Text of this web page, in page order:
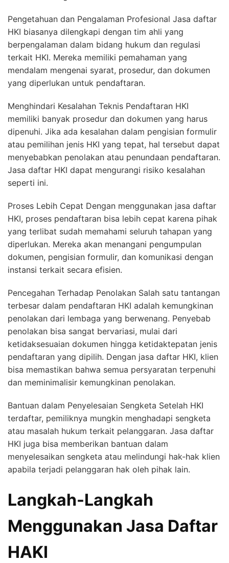
Pengetahuan dan Pengalaman Profesional Jasa daftar
HKI biasanya dilengkapi dengan tim ahli yang
berpengalaman dalam bidang hukum dan regulasi
terkait HKI. Mereka memiliki pemahaman yang
mendalam mengenai syarat, prosedur, dan dokumen
yang diperlukan untuk pendaftaran.
Menghindari Kesalahan Teknis Pendaftaran HKI
memiliki banyak prosedur dan dokumen yang harus
dipenuhi. Jika ada kesalahan dalam pengisian formulir
atau pemilihan jenis HKI yang tepat, hal tersebut dapat
menyebabkan penolakan atau penundaan pendaftaran.
Jasa daftar HKI dapat mengurangi risiko kesalahan
seperti ini.
Proses Lebih Cepat Dengan menggunakan jasa daftar
HKI, proses pendaftaran bisa lebih cepat karena pihak
yang terlibat sudah memahami seluruh tahapan yang
diperlukan. Mereka akan menangani pengumpulan
dokumen, pengisian formulir, dan komunikasi dengan
instansi terkait secara efisien.
Pencegahan Terhadap Penolakan Salah satu tantangan
terbesar dalam pendaftaran HKI adalah kemungkinan
penolakan dari lembaga yang berwenang. Penyebab
penolakan bisa sangat bervariasi, mulai dari
ketidaksesuaian dokumen hingga ketidaktepatan jenis
pendaftaran yang dipilih. Dengan jasa daftar HKI, klien
bisa memastikan bahwa semua persyaratan terpenuhi
dan meminimalisir kemungkinan penolakan.
Bantuan dalam Penyelesaian Sengketa Setelah HKI
terdaftar, pemiliknya mungkin menghadapi sengketa
atau masalah hukum terkait pelanggaran. Jasa daftar
HKI juga bisa memberikan bantuan dalam
menyelesaikan sengketa atau melindungi hak-hak klien
apabila terjadi pelanggaran hak oleh pihak lain.
Langkah-Langkah
Menggunakan Jasa Daftar
HAKI